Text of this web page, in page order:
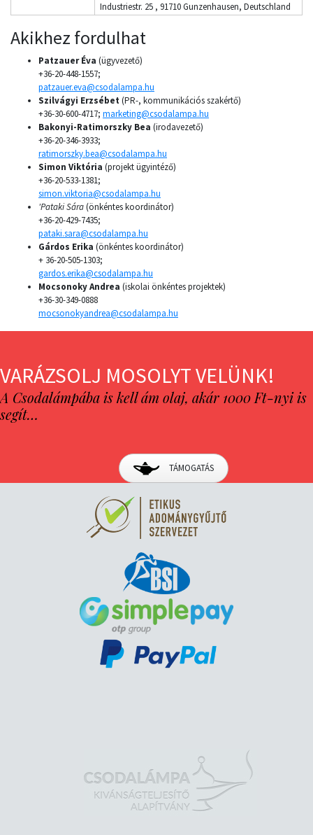
Industriestr. 25 , 91710 Gunzenhausen, Deutschland
Akikhez fordulhat
Patzauer Éva (ügyvezető)
+36-20-448-1557;
patzauer.eva@csodalampa.hu
Szilvágyi Erzsébet (PR-, kommunikációs szakértő)
+36-30-600-4717; marketing@csodalampa.hu
Bakonyi-Ratimorszky Bea (irodavezető)
+36-20-346-3933;
ratimorszky.bea@csodalampa.hu
Simon Viktória (projekt ügyintéző)
+36-20-533-1381;
simon.viktoria@csodalampa.hu
'Pataki Sára(önkéntes koordinátor)
+36-20-429-7435;
pataki.sara@csodalampa.hu
Gárdos Erika (önkéntes koordinátor)
+ 36-20-505-1303;
gardos.erika@csodalampa.hu
Mocsonoky Andrea (iskolai önkéntes projektek)
+36-30-349-0888
mocsonokyandrea@csodalampa.hu
VARÁZSOLJ MOSOLYT VELÜNK!
A Csodalámpába is kell ám olaj, akár 1000 Ft-nyi is
segít…
TÁMOGATÁS